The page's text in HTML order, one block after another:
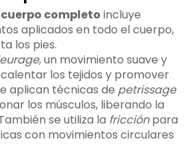
cuerpo completo incluye
aplicados en todo el cuerpo,
los pies.
, un movimiento suave y
los tejidos y promover
aplican técnicas de petrissage
los músculos, liberando la
se utiliza la fricciónpara
con movimientos circulares